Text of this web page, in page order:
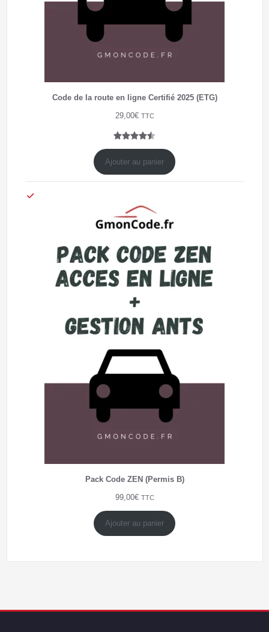
Code de la route en ligne Certifié 2025 (ETG)
29,00€ TTC
sur 5
client
Ajouter au panier
Pack Code ZEN (Permis B)
99,00€ TTC
Ajouter au panier